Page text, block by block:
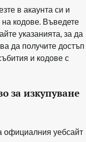
в акаунта си и
на кодове. Въведете
указанията, за да
да получите достъп
и кодове с
за изкупуване
официалния уебсайт